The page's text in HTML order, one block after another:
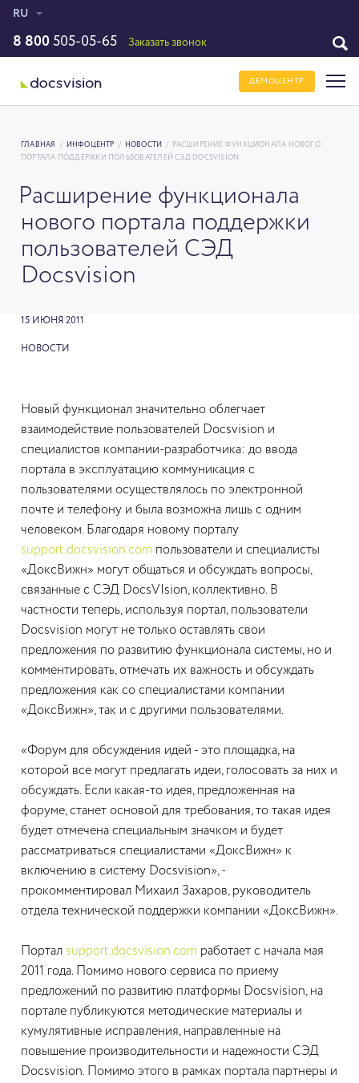
RU
8 800 505-05-65 Заказать звонок
ДЕМОЦЕНТР
ГЛАВНАЯ / ИНФОЦЕНТР / НОВОСТИ /
РАСШИРЕНИЕ ФУНКЦИОНАЛА НОВОГО
ПОРТАЛА ПОДДЕРЖКИ ПОЛЬЗОВАТЕЛЕЙ СЭД DOCSVISION
Расширение функционала
нового портала поддержки
пользователей СЭД
Docsvision
15 ИЮНЯ 2011
НОВОСТИ
Новый функционал значительно облегчает
взаимодействие пользователей Docsvision и
специалистов компании-разработчика: до ввода
портала в эксплуатацию коммуникация с
пользователями осуществлялось по электронной
почте и телефону и была возможна лишь с одним
человеком. Благодаря новому порталу
support.docsvision.com пользователи и специалисты
«ДоксВижн» могут общаться и обсуждать вопросы,
связанные с СЭД DocsVIsion, коллективно. В
частности теперь, используя портал, пользователи
Docsvision могут не только оставлять свои
предложения по развитию функционала системы, но и
комментировать, отмечать их важность и обсуждать
предложения как со специалистами компании
«ДоксВижн», так и с другими пользователями.
«Форум для обсуждения идей - это площадка, на
которой все могут предлагать идеи, голосовать за них и
обсуждать. Если какая-то идея, предложенная на
форуме, станет основой для требования, то такая идея
будет отмечена специальным значком и будет
рассматриваться специалистами «ДоксВижн» к
включению в систему Docsvision», -
прокомментировал Михаил Захаров, руководитель
отдела технической поддержки компании «ДоксВижн».
Портал support.docsvision.com работает с начала мая
2011 года. Помимо нового сервиса по приему
предложений по развитию платформы Docsvision, на
портале публикуются методические материалы и
кумулятивные исправления, направленные на
повышение производительности и надежности СЭД
Docsvision. Помимо этого в рамках портала партнеры и